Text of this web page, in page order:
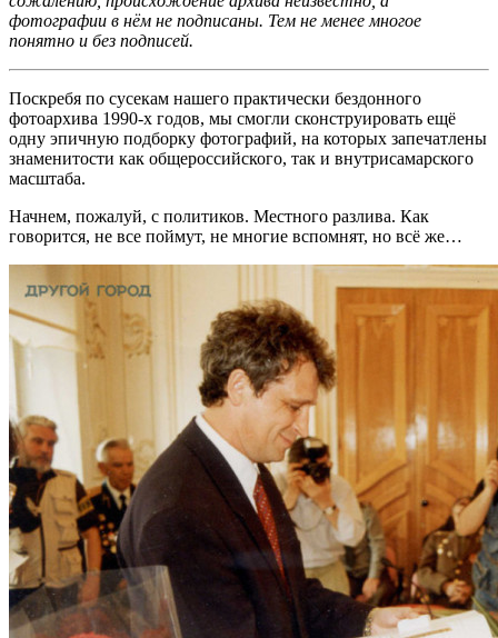
фотографии в нём не подписаны. Тем не менее многое
понятно и без подписей.
Поскребя по сусекам нашего практически бездонного
фотоархива 1990-х годов, мы смогли сконструировать ещё
одну эпичную подборку фотографий, на которых запечатлены
знаменитости как общероссийского, так и внутрисамарского
масштаба.
Начнем, пожалуй, с политиков. Местного разлива. Как
говорится, не все поймут, не многие вспомнят, но всё же…